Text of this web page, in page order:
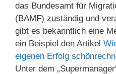
das Bundesamt für
(BAMF) zuständig und
gibt es bekanntlich eine
ein Beispiel den Artikel
eigenen Erfolg
Unter dem